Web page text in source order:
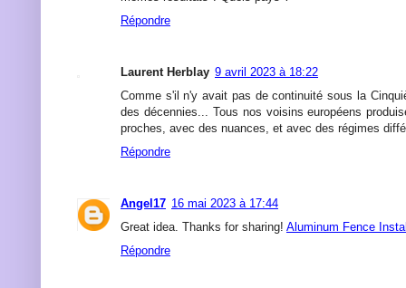
Répondre
Laurent Herblay 9 avril 2023 à 18:22
Comme s'il n'y avait pas de continuité sous la
des décennies... Tous nos voisins européens
proches, avec des nuances, et avec des régimes
Répondre
Angel17 16 mai 2023 à 17:44
Great idea. Thanks for sharing! Aluminum Fence
Répondre